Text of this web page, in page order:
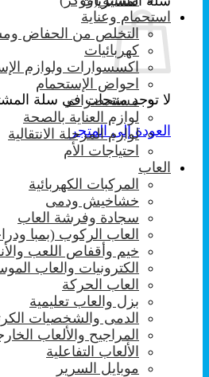
لا توجد منتجات في سلة
العودة إلى المتجر
استحمام وعناية
التخلص من الحفاض
كهربائيات
اكسسوارات ولوازم
احواض الإستحمام
مستحضرات
لوازم العناية بالصحة
لوازم المرحلة الانتقالية
احتياجات الأم
العاب
المركبات الكهربائية
خشاخيش ودمى
سجادة وفرشة العاب
العاب الركوب (بمبا
خيم وأقفاص اللعب
الكترونيات والعاب
العاب الحركة
بزل والعاب تعليمية
الدمى والشخصيات
المراجيح والألعاب
الألعاب التفاعلية
موبايل السرير